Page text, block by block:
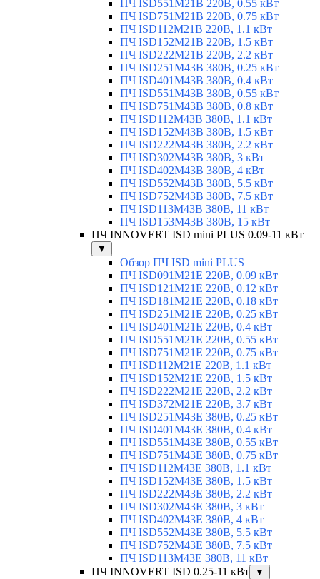
ПЧ ISD551M21B 220В, 0.55 кВт
ПЧ ISD751M21B 220В, 0.75 кВт
ПЧ ISD112M21B 220В, 1.1 кВт
ПЧ ISD152M21B 220В, 1.5 кВт
ПЧ ISD222M21B 220В, 2.2 кВт
ПЧ ISD251M43B 380В, 0.25 кВт
ПЧ ISD401M43B 380В, 0.4 кВт
ПЧ ISD551M43B 380В, 0.55 кВт
ПЧ ISD751M43B 380В, 0.8 кВт
ПЧ ISD112M43B 380В, 1.1 кВт
ПЧ ISD152M43B 380В, 1.5 кВт
ПЧ ISD222M43B 380В, 2.2 кВт
ПЧ ISD302M43B 380В, 3 кВт
ПЧ ISD402M43B 380В, 4 кВт
ПЧ ISD552M43B 380В, 5.5 кВт
ПЧ ISD752M43B 380В, 7.5 кВт
ПЧ ISD113M43B 380В, 11 кВт
ПЧ ISD153M43B 380В, 15 кВт
ПЧ INNOVERT ISD mini PLUS 0.09-11 кВт
▼
Обзор ПЧ ISD mini PLUS
ПЧ ISD091M21E 220В, 0.09 кВт
ПЧ ISD121M21E 220В, 0.12 кВт
ПЧ ISD181M21E 220В, 0.18 кВт
ПЧ ISD251M21E 220В, 0.25 кВт
ПЧ ISD401M21E 220В, 0.4 кВт
ПЧ ISD551M21E 220В, 0.55 кВт
ПЧ ISD751M21E 220В, 0.75 кВт
ПЧ ISD112M21E 220В, 1.1 кВт
ПЧ ISD152M21E 220В, 1.5 кВт
ПЧ ISD222M21E 220В, 2.2 кВт
ПЧ ISD372M21E 220В, 3.7 кВт
ПЧ ISD251M43E 380В, 0.25 кВт
ПЧ ISD401M43E 380В, 0.4 кВт
ПЧ ISD551M43E 380В, 0.55 кВт
ПЧ ISD751M43E 380В, 0.75 кВт
ПЧ ISD112M43E 380В, 1.1 кВт
ПЧ ISD152M43E 380В, 1.5 кВт
ПЧ ISD222M43E 380В, 2.2 кВт
ПЧ ISD302M43E 380В, 3 кВт
ПЧ ISD402M43E 380В, 4 кВт
ПЧ ISD552M43E 380В, 5.5 кВт
ПЧ ISD752M43E 380В, 7.5 кВт
ПЧ ISD113M43E 380В, 11 кВт
ПЧ INNOVERT ISD 0.25-11 кВт
▼